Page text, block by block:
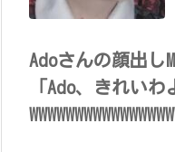
Adoさんの顔出し
「Ado、きれいわ